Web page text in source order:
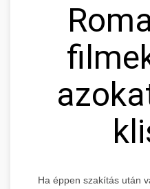
Ha éppen szakítás után